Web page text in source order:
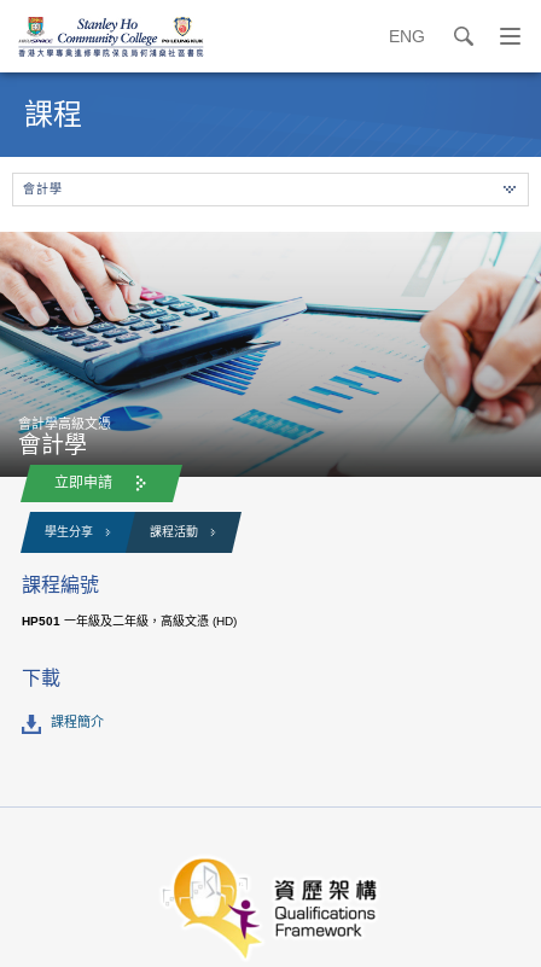
ENG search
打
開
始
課程
會計學
會計學高級文憑
會計學
立即申請
學生分享 課程活動
課程編號
HP501 一年級及二年級，高級文憑 (HD)
下載
課程簡介